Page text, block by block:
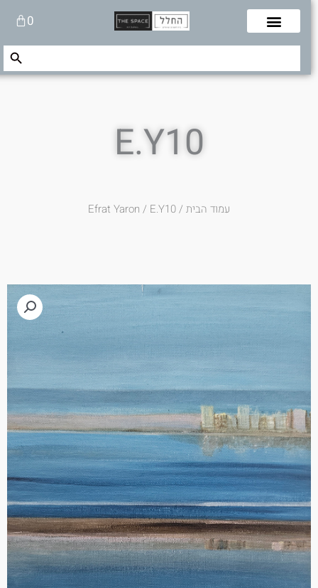
0עגלת
קניות
Search
Search Button
E.Y10
עמוד הבית/
Efrat Yaron/ E.Y10